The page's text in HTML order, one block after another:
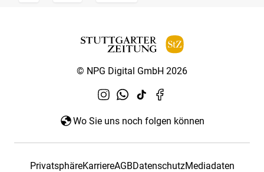
© NPG Digital GmbH 2026
Wo Sie uns noch folgen können
PrivatsphäreKarriereAGBDatenschutzMediadaten